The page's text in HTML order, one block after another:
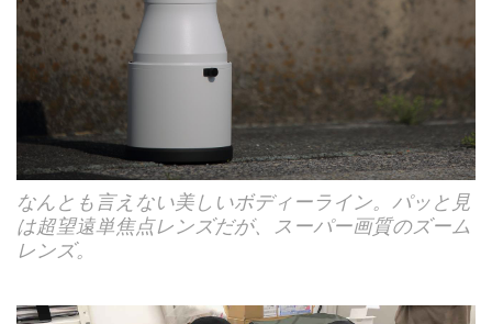
なんとも言えない美しいボディーライン。パッと見
は超望遠単焦点レンズだが、スーパー画質のズーム
レンズ。